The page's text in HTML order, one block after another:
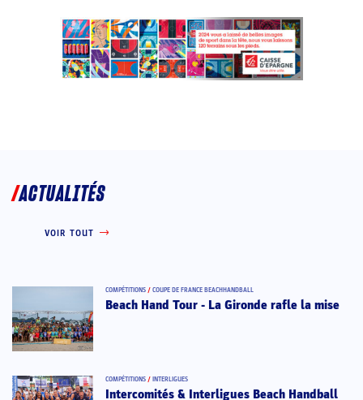
ACTUALITÉS
VOIR TOUT
COMPÉTITIONS / COUPE DE FRANCE BEACHHANDBALL
Beach Hand Tour - La Gironde rafle la mise
COMPÉTITIONS / INTERLIGUES
Intercomités & Interligues Beach Handball